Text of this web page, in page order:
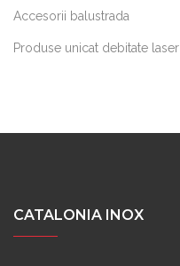
Accesorii balustrada
Produse unicat debitate laser
CATALONIA INOX